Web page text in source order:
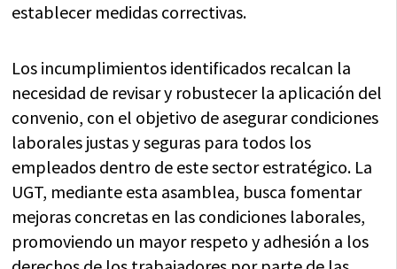
establecer medidas correctivas.
Los incumplimientos identificados recalcan la
necesidad de revisar y robustecer la aplicación del
convenio, con el objetivo de asegurar condiciones
laborales justas y seguras para todos los
empleados dentro de este sector estratégico. La
UGT, mediante esta asamblea, busca fomentar
mejoras concretas en las condiciones laborales,
promoviendo un mayor respeto y adhesión a los